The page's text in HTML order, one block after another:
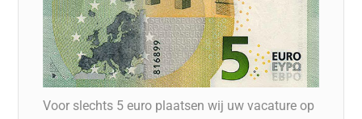
Voor slechts 5 euro plaatsen wij uw vacature op